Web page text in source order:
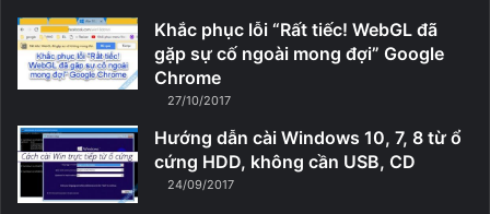
Khắc phục lỗi “Rất tiếc! WebGL đã
gặp sự cố ngoài mong đợi” Google
Chrome
27/10/2017
Hướng dẫn cài Windows 10, 7, 8 từ ổ
cứng HDD, không cần USB, CD
24/09/2017